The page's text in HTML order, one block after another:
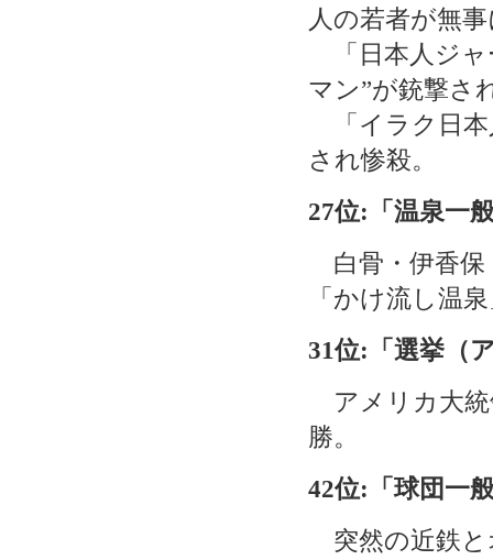
人の若者が無
「日本人ジャ
マン”が銃撃さ
「イラク日本
され惨殺。
27位:「温泉一
白骨・伊香保
「かけ流し温
31位:「選挙（
アメリカ大統
勝。
42位:「球団一
突然の近鉄と